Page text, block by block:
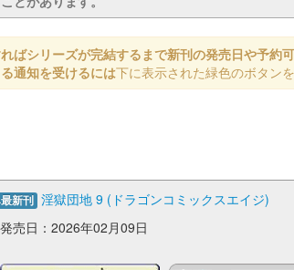
ばシリーズが完結するまで新刊の発売日や予約
通知を受けるには下に表示された緑色のボタン
新刊 淫獄団地 9 (ドラゴンコミックスエイジ)
発売日：2026年02月09日